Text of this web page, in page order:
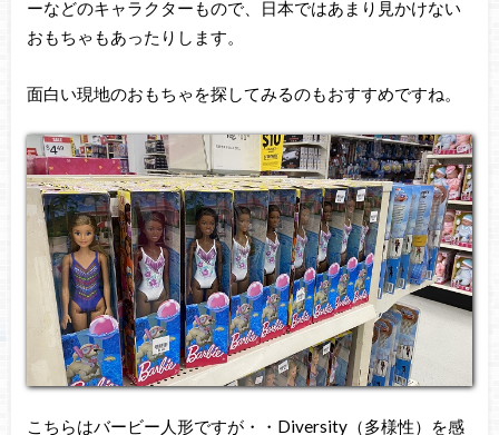
ーなどのキャラクターもので、日本ではあまり見かけない
おもちゃもあったりします。
面白い現地のおもちゃを探してみるのもおすすめですね。
こちらはバービー人形ですが・・Diversity（多様性）を感